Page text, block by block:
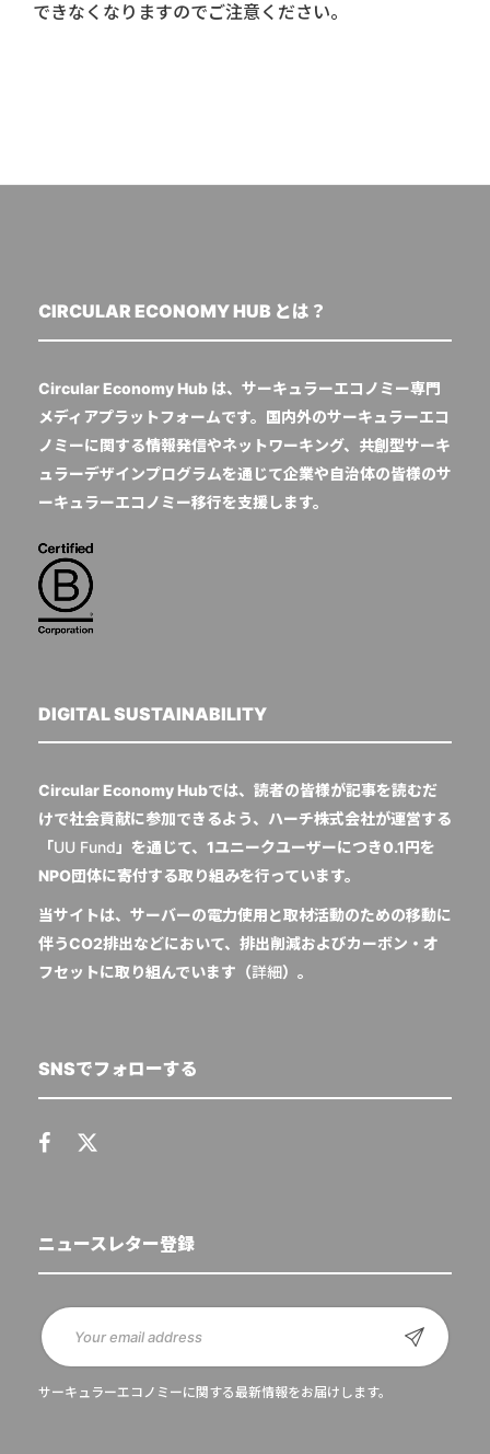
できなくなりますのでご注意ください。
CIRCULAR ECONOMY HUB とは？
Circular Economy Hub は、サーキュラーエコノミー専門
メディアプラットフォームです。国内外のサーキュラーエコ
ノミーに関する情報発信やネットワーキング、共創型サーキ
ュラーデザインプログラムを通じて企業や自治体の皆様のサ
ーキュラーエコノミー移行を支援します。
DIGITAL SUSTAINABILITY
Circular Economy Hubでは、読者の皆様が記事を読むだ
けで社会貢献に参加できるよう、ハーチ株式会社が運営する
「UU Fund 」を通じて、1ユニークユーザーにつき0.1円を
NPO団体に寄付する取り組みを行っています。
当サイトは、サーバーの電力使用と取材活動のための移動に
伴うCO2排出などにおいて、排出削減およびカーボン・オ
フセットに取り組んでいます（詳細）。
SNSでフォローする
ニュースレター登録
サーキュラーエコノミーに関する最新情報をお届けします。